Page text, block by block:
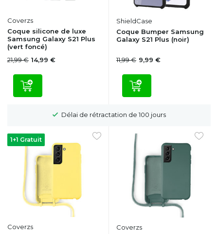
Coverzs
Coque silicone de luxe
Samsung Galaxy S21 Plus
(vert foncé)
21,99 € 14,99 €
ShieldCase
Coque Bumper Samsung
Galaxy S21 Plus (noir)
11,99 € 9,99 €
Délai de rétractation de 100 jours
1+1 Gratuit
Coverzs
Coverzs